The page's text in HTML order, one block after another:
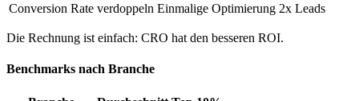
Conversion Rate verdoppeln Einmalige Optimierung 2x Leads
Die Rechnung ist einfach: CRO hat den besseren ROI.
Benchmarks nach Branche